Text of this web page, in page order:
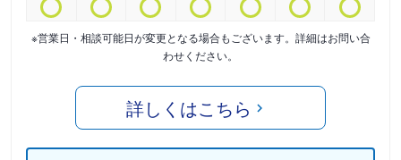
※営業日・相談可能日が変更となる場合もございます。詳細はお問い合
わせください。
詳しくはこちら